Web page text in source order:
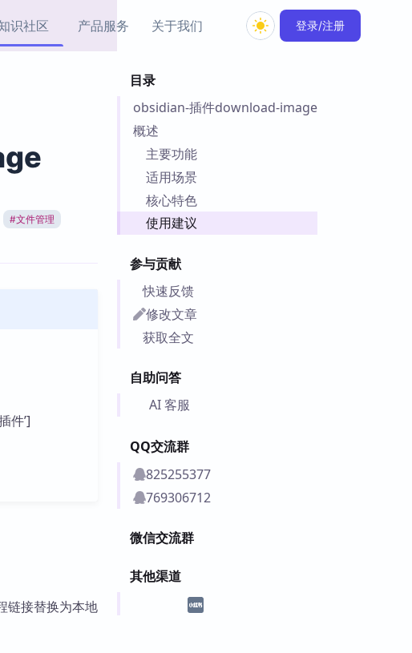
识社区
Top5
产品服务
插件
Obsidian 教程
关于我们 登录/注册
目录
obsidian-插件download-image
概述
主要功能
适用场景
核心特色
使用建议
参与贡献
快速反馈
修改文章
获取全文
自助问答
AI 客服
QQ交流群
825255377
769306712
微信交流群
其他渠道
#文件管理
件’]
链接替换为本地